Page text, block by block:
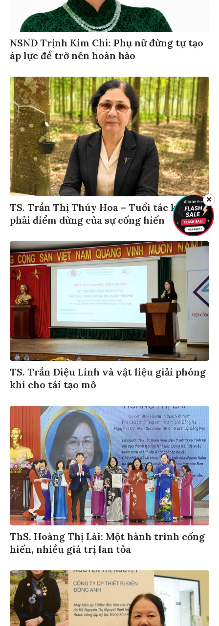
NSND Trịnh Kim Chi: Phụ nữ đừng tự tạo
áp lực để trở nên hoàn hảo
TS. Trần Thị Thúy Hoa – Tuổi tác không
phải điểm dừng của sự cống hiến
TS. Trần Diệu Linh và vật liệu giải phóng
khí cho tái tạo mô
ThS. Hoàng Thị Lài: Một hành trình cống
hiến, nhiều giá trị lan tỏa
✕